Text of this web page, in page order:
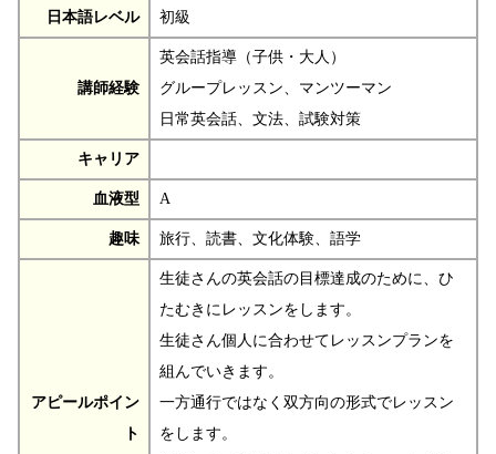
日本語レベル 初級
講師経験
英会話指導（子供・大人）
グループレッスン、マンツーマン
日常英会話、文法、試験対策
キャリア
血液型 A
趣味 旅行、読書、文化体験、語学
アピールポイン
ト
生徒さんの英会話の目標達成のために、ひ
たむきにレッスンをします。
生徒さん個人に合わせてレッスンプランを
組んでいきます。
一方通行ではなく双方向の形式でレッスン
をします。